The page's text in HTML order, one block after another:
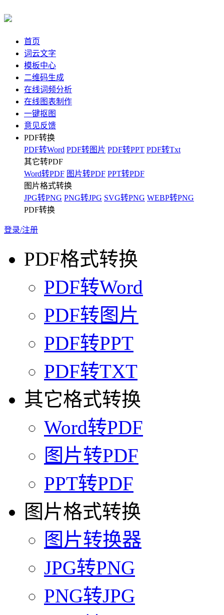
首页
词云文字
模板中心
二维码生成
在线词频分析
在线图表制作
一键抠图
意见反馈
PDF转换
PDF转Word PDF转图片 PDF转PPT PDF转Txt
其它转PDF
Word转PDF 图片转PDF PPT转PDF
图片格式转换
JPG转PNG PNG转JPG SVG转PNG WEBP转PNG
PDF转换
登录/注册
PDF格式转换
PDF转Word
PDF转图片
PDF转PPT
PDF转TXT
其它格式转换
Word转PDF
图片转PDF
PPT转PDF
图片格式转换
图片转换器
JPG转PNG
PNG转JPG